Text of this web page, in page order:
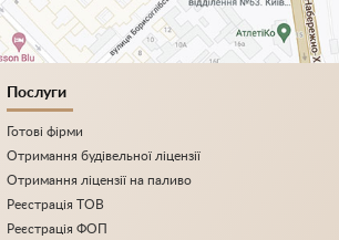
Послуги
Готові фірми
Отримання будівельної ліцензії
Отримання ліцензії на паливо
Реєстрація ТОВ
Реєстрація ФОП